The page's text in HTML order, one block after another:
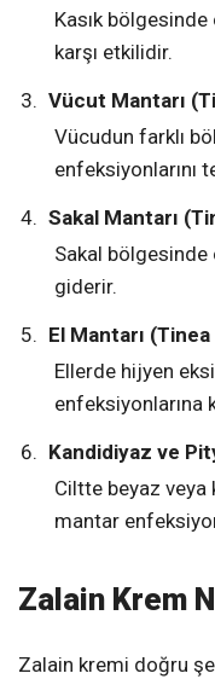
Kasık
karşı etkilidir.
Vücut Mantarı
Vücudun farklı
enfeksiyonlarını
Sakal Mantarı
Sakal bölgesinde
giderir.
El Mantarı
Ellerde hijyen
enfeksiyonlarına
Kandidiyaz ve
Ciltte beyaz veya
mantar
Zalain Krem
Zalain kremi doğru